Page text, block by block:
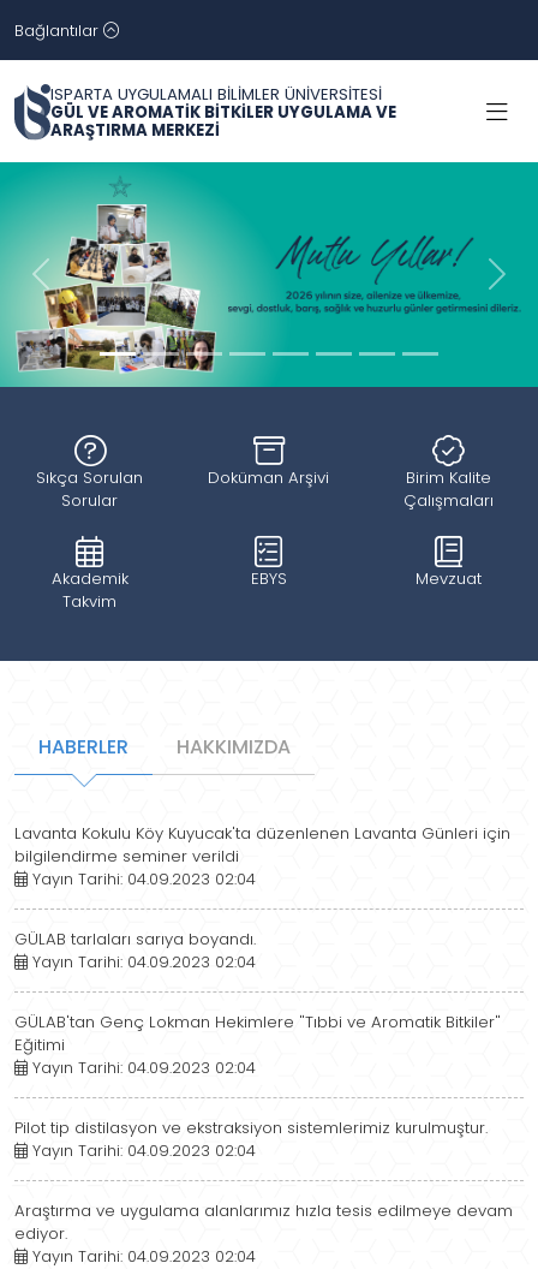
Bağlantılar
ISPARTA UYGULAMALI BİLİMLER ÜNİVERSİTESİ
GÜL VE AROMATİK BİTKİLER UYGULAMA VE
ARAŞTIRMA MERKEZİ
Geri İleri
Sıkça Sorulan
Sorular
Doküman Arşivi
Birim Kalite
Çalışmaları
Akademik
Takvim
EBYS Mevzuat
HABERLER HAKKIMIZDA
Lavanta Kokulu Köy Kuyucak'ta düzenlenen Lavanta Günleri için
bilgilendirme seminer verildi
Yayın Tarihi: 04.09.2023 02:04
GÜLAB tarlaları sarıya boyandı.
Yayın Tarihi: 04.09.2023 02:04
GÜLAB'tan Genç Lokman Hekimlere "Tıbbi ve Aromatik Bitkiler"
Eğitimi
Yayın Tarihi: 04.09.2023 02:04
Pilot tip distilasyon ve ekstraksiyon sistemlerimiz kurulmuştur.
Yayın Tarihi: 04.09.2023 02:04
Araştırma ve uygulama alanlarımız hızla tesis edilmeye devam
ediyor.
Yayın Tarihi: 04.09.2023 02:04